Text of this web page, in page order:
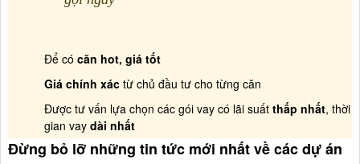
Để có căn hot, giá tốt
Giá chính xáctừ chủ đầu tư cho từng căn
Được tư vấn lựa chọn các gói vay có lãi suất thấp nhất, thời
gian vay dài nhất
Đừng bỏ lỡ những tin tức mới nhất về các dự án